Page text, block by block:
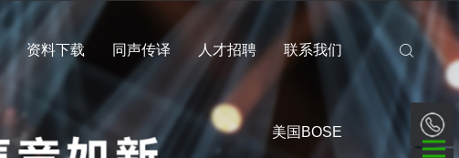
资料下载 同声传译 人才招聘 联系我们
美国BOSE